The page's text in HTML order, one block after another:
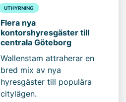
UTHYRNING
Flera nya
kontorshyresgäster till
centrala Göteborg
Wallenstam attraherar en
bred mix av nya
hyresgäster till populära
citylägen.